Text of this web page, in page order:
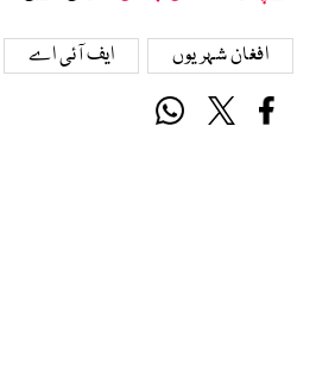
افغان شہریوں ایف آئی اے